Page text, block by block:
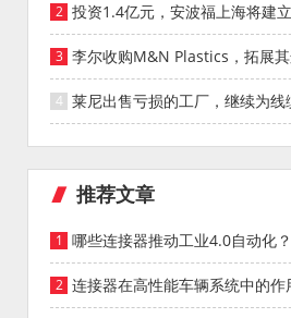
投资1.4亿元，安波福上海将建
能仓库
李尔收购M&N Plastics，拓展其
统业务
莱尼出售亏损的工厂，继续为线
投资者
推荐文章
哪些连接器推动工业4.0自动化？
连接器在高性能车辆系统中的作